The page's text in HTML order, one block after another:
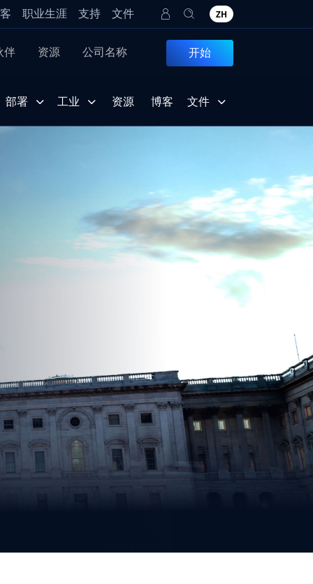
职业生涯 支持 文件 ZH
伴 资源 公司名称 开始
部署 工业 资源 博客 文件